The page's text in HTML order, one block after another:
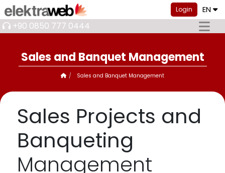
Login EN
+90 0850 777 0444
Sales and Banquet Management
Sales and Banquet Management
Sales Projects and
Banqueting
Management